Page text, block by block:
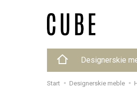
Designerskie
Start Designerskie meble